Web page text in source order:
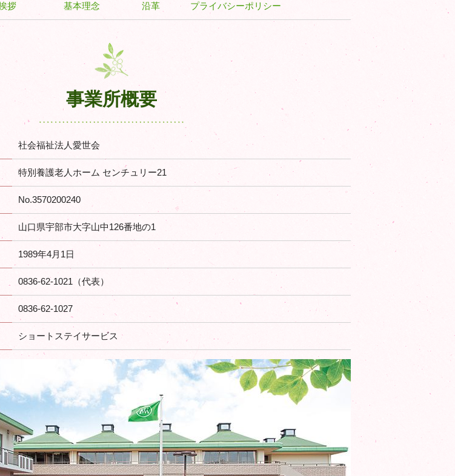
拶 基本理念 沿革 プライバシーポリシー
事業所概要
社会福祉法人愛世会
特別養護老人ホーム センチュリー21
No.3570200240
山口県宇部市大字山中126番地の1
1989年4月1日
0836-62-1021（代表）
0836-62-1027
ショートステイサービス